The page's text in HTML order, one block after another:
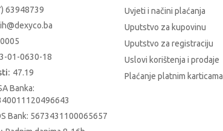
63948739
01-0630-18
47.19
Banka:
Bank: 5673431100065657
Uvjeti i načini plaćanja
Uputstvo za kupovinu
Uputstvo za registraciju
Uslovi korištenja i prodaje
Plaćanje platnim karticama